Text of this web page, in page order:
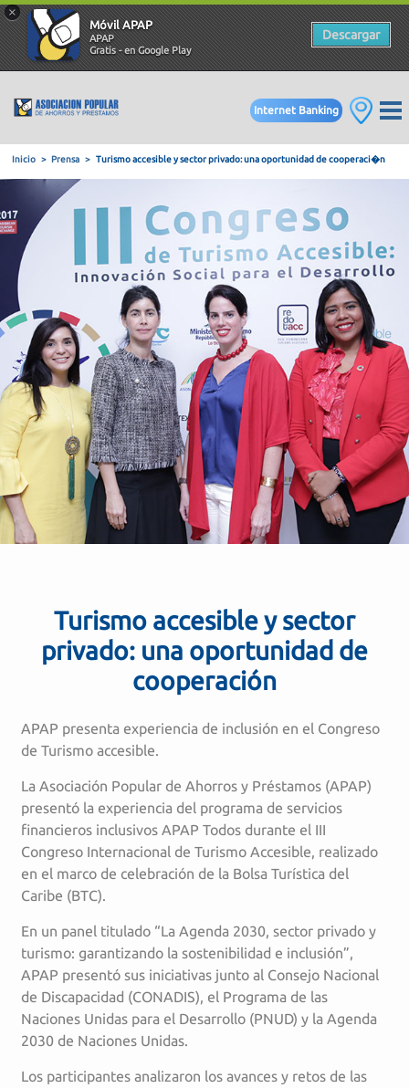
×
Móvil APAP
APAP
Gratis - en Google Play
Descargar
Internet Banking
Inicio Turismo accesible y sector privado: una
Turismo accesible y sector
privado: una oportunidad de
cooperación
APAP presenta experiencia de inclusión en el Congreso
de Turismo accesible.
La Asociación Popular de Ahorros y Préstamos (APAP)
presentó la experiencia del programa de servicios
financieros inclusivos APAP Todos durante el III
Congreso Internacional de Turismo Accesible, realizado
en el marco de celebración de la Bolsa Turística del
Caribe (BTC).
En un panel titulado “La Agenda 2030, sector privado y
turismo: garantizando la sostenibilidad e inclusión”,
APAP presentó sus iniciativas junto al Consejo Nacional
de Discapacidad (CONADIS), el Programa de las
Naciones Unidas para el Desarrollo (PNUD) y la Agenda
2030 de Naciones Unidas.
Los participantes analizaron los avances y retos de las